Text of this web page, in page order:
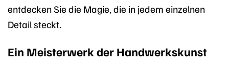
entdecken Sie die Magie, die in jedem einzelnen
Detail steckt.
Ein Meisterwerk der Handwerkskunst